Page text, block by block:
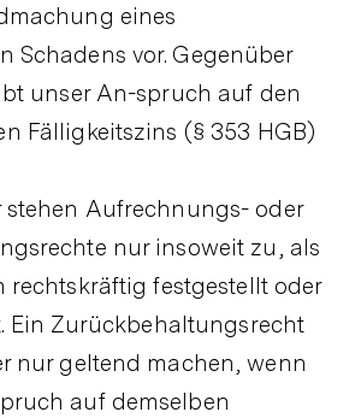
eines
Schadens vor. Gegenüber
unser An-spruch auf den
Fälligkeitszins (§ 353 HGB)
stehen Aufrechnungs- oder
nur insoweit zu, als
rechtskräftig festgestellt oder
Ein Zurückbehaltungsrecht
nur geltend machen, wenn
auf demselben